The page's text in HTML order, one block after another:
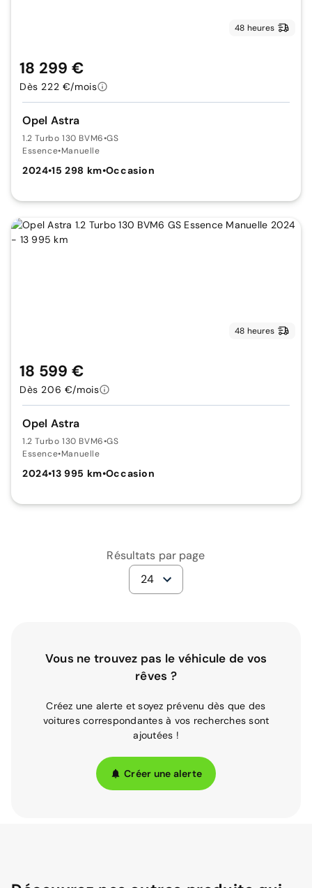
48 heures
Opel Astra
1.2 Turbo 130 BVM6•GS
Essence•Manuelle
2024•15 298 km•Occasion
18 299 €
Dès 222 €/mois
48 heures
Opel Astra
1.2 Turbo 130 BVM6•GS
Essence•Manuelle
2024•13 995 km•Occasion
18 599 €
Dès 206 €/mois
Résultats par page
24
Vous ne trouvez pas le véhicule de vos
rêves ?
Créez une alerte et soyez prévenu dès que des
voitures correspondantes à vos recherches sont
ajoutées !
Créer une alerte